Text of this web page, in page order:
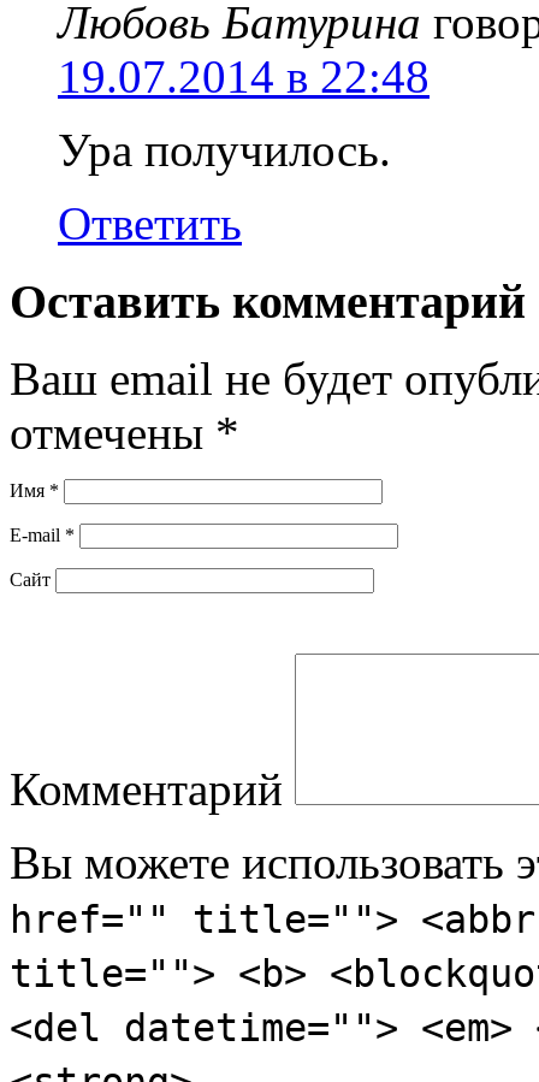
Любовь Батурина
19.07.2014 в 22:48
Ура получилось.
Ответить
Оставить комментарий
Ваш email не будет
отмечены *
Имя *
E-mail *
Сайт
Комментарий
Вы можете использовать
href="" title="">
title=""> <b>
<del datetime="">